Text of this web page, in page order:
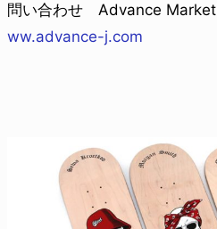
問い合わせ Advance
ww.advance-j.com